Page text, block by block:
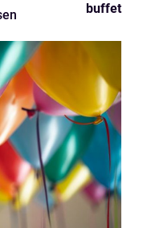
buffet